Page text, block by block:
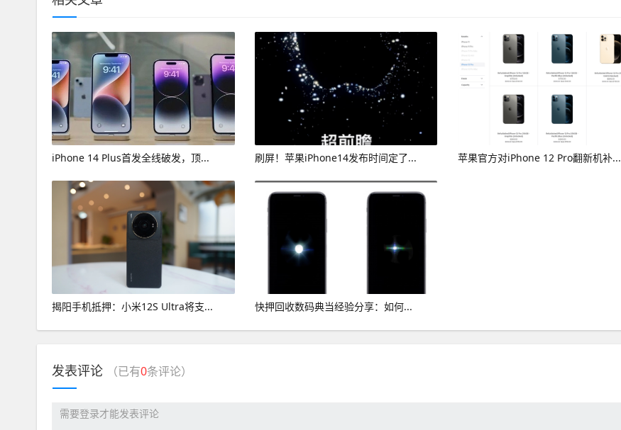
iPhone 14 Plus首发全线破发，顶... 刷屏！苹果iPhone14发布时间定了... 苹果官方对iPhone 12 Pro翻新机补...
揭阳手机抵押：小米12S Ultra将支... 快押回收数码典当经验分享：如何...
发表评论 （已有0条评论）